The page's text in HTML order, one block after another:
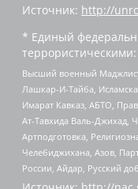
Источник: http://
* Единый
террористическими:
Высший военный
Лашкар-И-Тайба,
Имарат Кавказ, АБТО,
Ат-Тавхида Валь-Джихад,
Артподготовка,
Челебиджихана, Азов,
России, Айдар, Русский